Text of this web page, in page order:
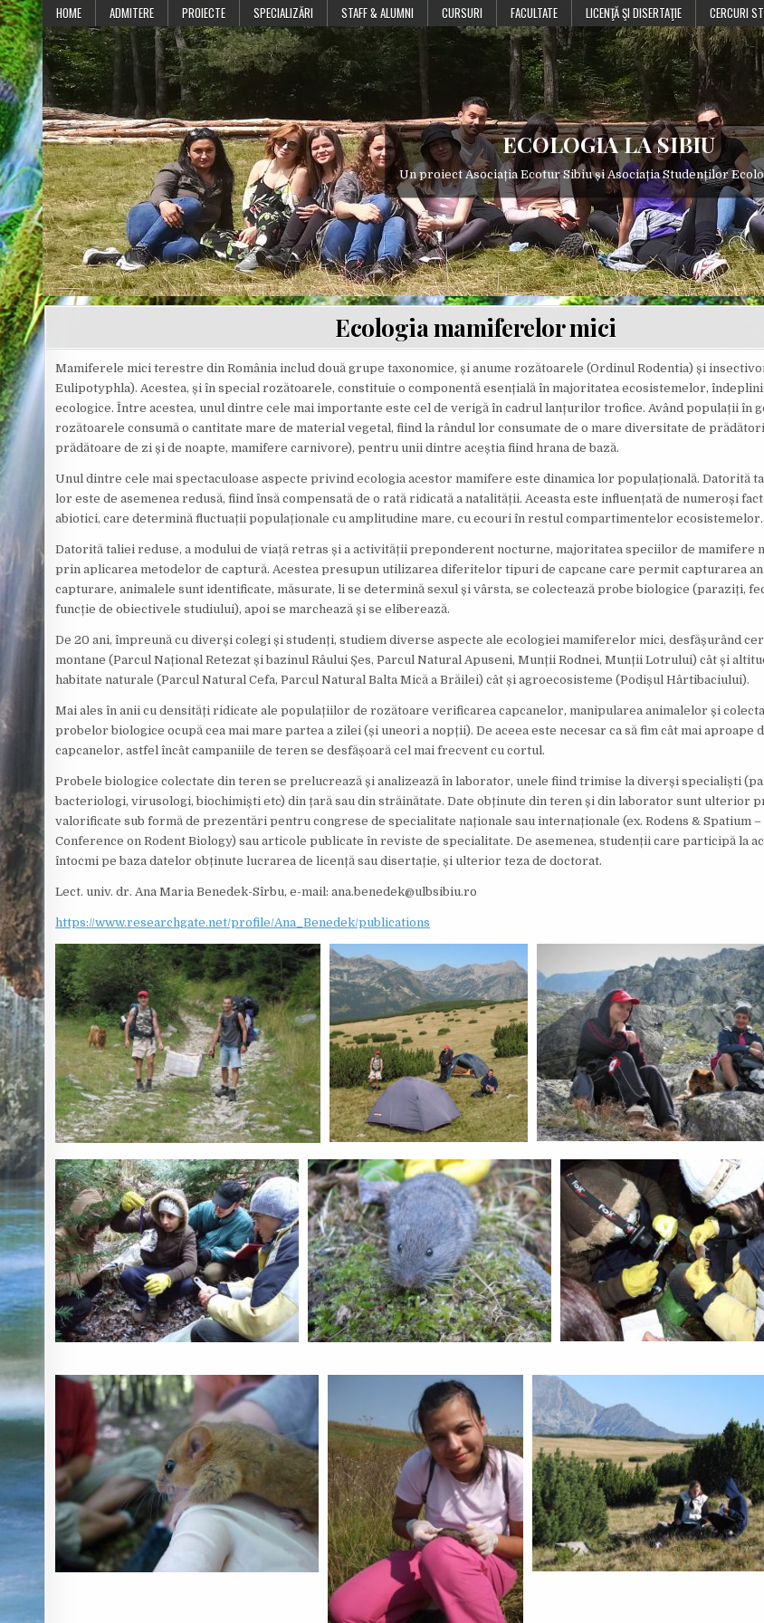
Skip
to
content
HOME ADMITERE PROIECTE SPECIALIZĂRI STAFF & ALUMNI CURSURI FACULTATE LICENŢĂ ŞI DISERTAŢIE CERCURI
ECOLOGIA LA SIBIU
Un proiect Asociația Ecotur Sibiu și Asociația Studenților
Ecologia mamiferelor mici
Mamiferele mici terestre din România includ două grupe taxonomice, și anume rozătoarele (Ordinul Rodentia) și
Eulipotyphla). Acestea, și în special rozătoarele, constituie o componentă esențială în majoritatea ecosistemelor,
ecologice. Între acestea, unul dintre cele mai importante este cel de verigă în cadrul lanțurilor trofice. Având populații în
rozătoarele consumă o cantitate mare de material vegetal, fiind la rândul lor consumate de o mare diversitate de
prădătoare de zi și de noapte, mamifere carnivore), pentru unii dintre aceștia fiind hrana de bază.
Unul dintre cele mai spectaculoase aspecte privind ecologia acestor mamifere este dinamica lor populațională. Datorită
lor este de asemenea redusă, fiind însă compensată de o rată ridicată a natalității. Aceasta este influențată de numeroși
abiotici, care determină fluctuații populaționale cu amplitudine mare, cu ecouri în restul compartimentelor ecosistemelor.
Datorită taliei reduse, a modului de viață retras și a activității preponderent nocturne, majoritatea speciilor de mamifere
prin aplicarea metodelor de captură. Acestea presupun utilizarea diferitelor tipuri de capcane care permit capturarea
capturare, animalele sunt identificate, măsurate, li se determină sexul și vârsta, se colectează probe biologice (paraziți,
funcție de obiectivele studiului), apoi se marchează și se eliberează.
De 20 ani, împreună cu diverși colegi și studenți, studiem diverse aspecte ale ecologiei mamiferelor mici, desfășurând
montane (Parcul Național Retezat și bazinul Râului Șes, Parcul Natural Apuseni, Munții Rodnei, Munții Lotrului) cât și
habitate naturale (Parcul Natural Cefa, Parcul Natural Balta Mică a Brăilei) cât și agroecosisteme (Podișul Hârtibaciului).
Mai ales în anii cu densități ridicate ale populațiilor de rozătoare verificarea capcanelor, manipularea animalelor și
probelor biologice ocupă cea mai mare partea a zilei (și uneori a nopții). De aceea este necesar ca să fim cât mai aproape
capcanelor, astfel încât campaniile de teren se desfășoară cel mai frecvent cu cortul.
Probele biologice colectate din teren se prelucrează și analizează în laborator, unele fiind trimise la diverși specialiști
bacteriologi, virusologi, biochimiști etc) din țară sau din străinătate. Date obținute din teren și din laborator sunt ulterior
valorificate sub formă de prezentări pentru congrese de specialitate naționale sau internaționale (ex. Rodens & Spatium
Conference on Rodent Biology) sau articole publicate în reviste de specialitate. De asemenea, studenții care participă la
întocmi pe baza datelor obținute lucrarea de licență sau disertație, și ulterior teza de doctorat.
Lect. univ. dr. Ana Maria Benedek-Sîrbu, e-mail: ana.benedek@ulbsibiu.ro
https://www.researchgate.net/profile/Ana_Benedek/publications